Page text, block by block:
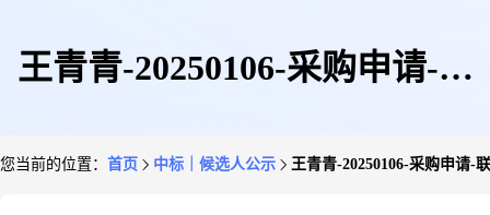
王青青-20250106-采购申请-联
您当前的位置： 首页 中标｜候选人公示 王青青-20250106-采购申请-